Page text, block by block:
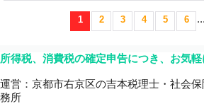
1 2 3 4 5 6 ...
所得税、消費税の確定申告につき、お気軽
運営：京都市右京区の吉本税理士・社会
務所